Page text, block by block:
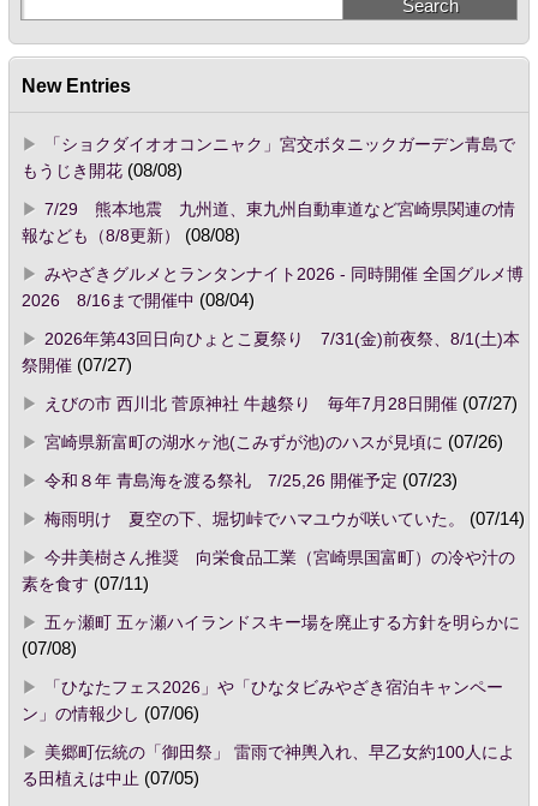
New Entries
「ショクダイオオコンニャク」宮交ボタニックガーデン青島で
もうじき開花(08/08)
7/29 熊本地震 九州道、東九州自動車道など宮崎県関連の情
報なども（8/8更新）
(08/08)
みやざきグルメとランタンナイト2026 - 同時開催 全国グルメ博
2026 8/16まで開催中 (08/04)
2026年第43回日向ひょとこ夏祭り 7/31(金)前夜祭、8/1(土)本
祭開催(07/27)
えびの市 西川北 菅原神社 牛越祭り 毎年7月28日開催(07/27)
宮崎県新富町の湖水ヶ池(こみずが池)のハスが見頃に (07/26)
令和８年 青島海を渡る祭礼 7/25,26 開催予定 (07/23)
梅雨明け 夏空の下、堀切峠でハマユウが咲いていた。
(07/14)
今井美樹さん推奨 向栄食品工業（宮崎県国富町）の冷や汁の
素を食す (07/11)
五ヶ瀬町 五ヶ瀬ハイランドスキー場を廃止する方針を明らかに
(07/08)
「ひなたフェス2026」や「ひなタビみやざき宿泊キャンペー
ン」の情報少し (07/06)
美郷町伝統の「御田祭」 雷雨で神輿入れ、早乙女約100人によ
る田植えは中止 (07/05)